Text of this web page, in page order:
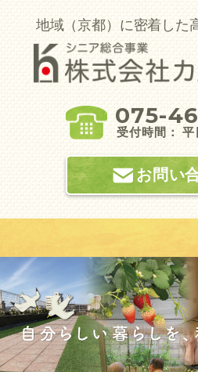
Skip
to
content
地域（京都）に密着した
075-
受付時間：
お問い